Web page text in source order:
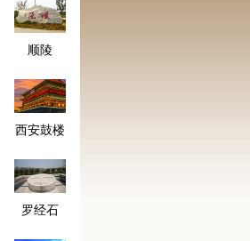
顺陵
西安鼓楼
罗经石